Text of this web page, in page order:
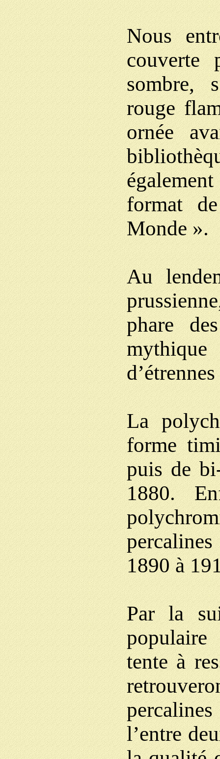
Nous
sombre,
rouge
ornée
format
Monde ».
Au
phare
La
forme
puis de
1880.
1890 à
Par la
tente à
l’entre